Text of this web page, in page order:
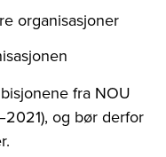
organisasjoner
fra NOU
og bør derfor